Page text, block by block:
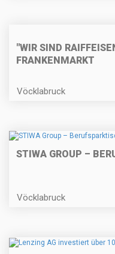
"WIR SIND
FRANKENMARKT
Vöcklabruck
STIWA GROUP –
Vöcklabruck